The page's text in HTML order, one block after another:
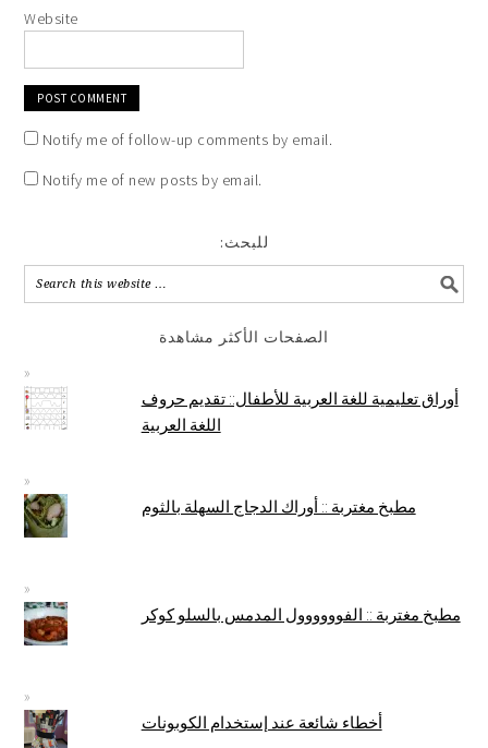
Website
Notify me of follow-up comments by email.
Notify me of new posts by email.
:للبحث
الصفحات الأكثر مشاهدة
أوراق تعليمية للغة العربية للأطفال:: تقديم حروف
اللغة العربية
مطبخ مغتربة :: أوراك الدجاج السهلة بالثوم
مطبخ مغتربة :: الفوووووول المدمس بالسلو كوكر
أخطاء شائعة عند إستخدام الكوبونات